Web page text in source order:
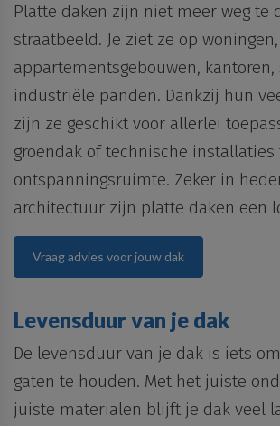
Platte daken zijn niet meer weg te
straatbeeld. Je ziet ze op woningen,
appartementsgebouwen, kantoren,
industriële panden. Dankzij hun
zijn ze geschikt voor allerlei
groendak of technische installaties
ontspanningsruimte. Zeker in
architectuur zijn platte daken een
Vraag advies voor jouw dak
Levensduur van je dak
De levensduur van je dak is iets
gaten te houden. Met het juiste
juiste materialen blijft je dak veel